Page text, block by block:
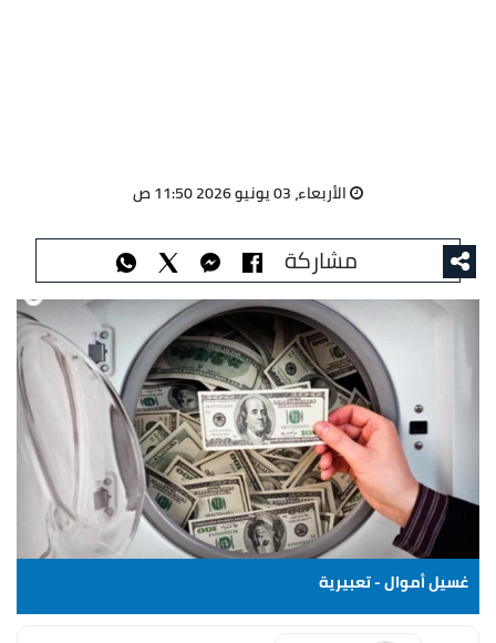
الأربعاء، 03 يونيو 2026 11:50 ص
مشاركة
غسيل أموال - تعبيرية